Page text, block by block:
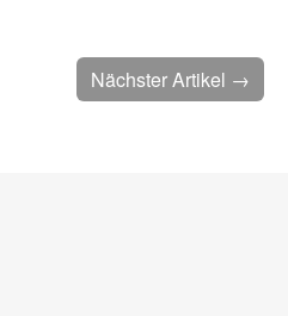
Nächster Artikel →